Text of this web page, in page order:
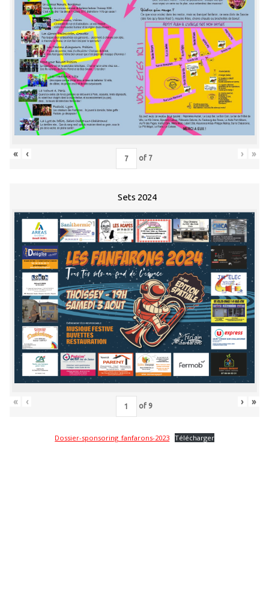
« ‹ of 7 › »
Sets 2024
« ‹ of 9 › »
Dossier-sponsoring_fanfarons-2023 Télécharger